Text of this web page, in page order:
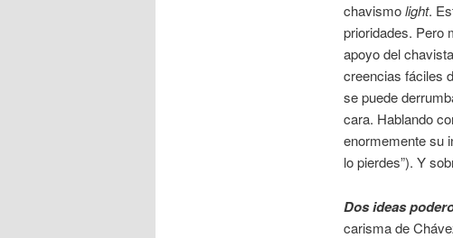
chavismolight.
prioridades. Pero
apoyo del
creencias fáciles
se puede
cara. Hablando
enormemente su
lo pierdes”). Y
Dos ideas
carisma de